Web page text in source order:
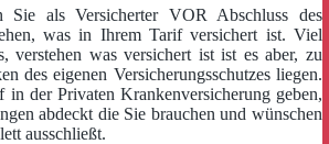
Sie als Versicherter VOR Abschluss des
was in Ihrem Tarif versichert ist. Viel
verstehen was versichert ist ist es aber, zu
des eigenen Versicherungsschutzes liegen.
der Privaten Krankenversicherung geben,
abdeckt die Sie brauchen und wünschen
ausschließt.